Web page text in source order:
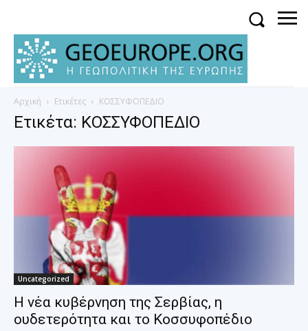
Αρχική Ετικέτες ΚΟΣΣΥΦΟΠΕΔΙΟ
Ετικέτα: ΚΟΣΣΥΦΟΠΕΔΙΟ
Uncategorized
Η νέα κυβέρνηση της Σερβίας, η
ουδετερότητα και το Κοσσυφοπέδιο